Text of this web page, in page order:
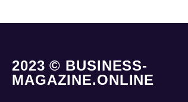
2023 © BUSINESS-
MAGAZINE.ONLINE